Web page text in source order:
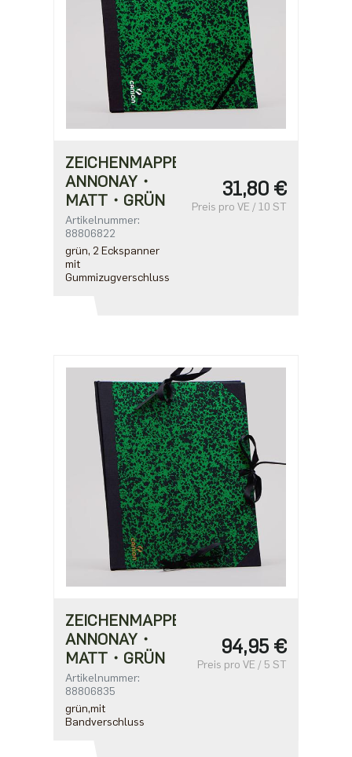
ZEICHENMAPPE
ANNONAY・
MATT・GRÜN
Artikelnummer:
88806822
grün, 2 Eckspanner
mit
Gummizugverschluss
31,80 €
Preis pro VE / 10 ST
ZEICHENMAPPE
ANNONAY・
MATT・GRÜN
Artikelnummer:
88806835
grün,mit
Bandverschluss
94,95 €
Preis pro VE / 5 ST